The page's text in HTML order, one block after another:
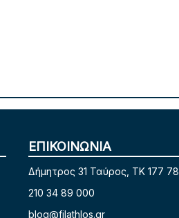
ΕΠΙΚΟΙΝΩΝΙΑ
Δήμητρος 31 Ταύρος, TK 177 78
210 34 89 000
blog@filathlos.gr